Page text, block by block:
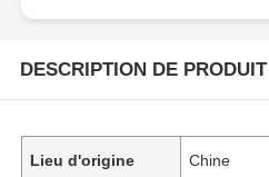
DESCRIPTION DE PRODUIT
Lieu d'origine Chine